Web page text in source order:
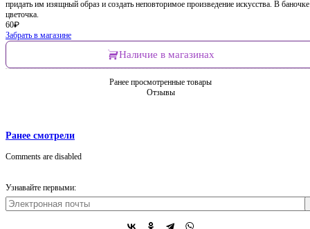
придать им изящный образ и создать неповторимое произведение искусства. В
цветочка.
60₽
Забрать в магазине
Наличие в магазинах
Ранее просмотренные товары
Отзывы
Ранее смотрели
Comments are disabled
Узнавайте первыми: